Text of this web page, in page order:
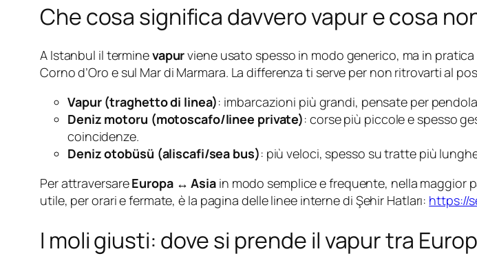
Che cosa significa davvero vapur e cosa
A Istanbul il terminevapurviene usato spesso in modo generico, ma in
Corno d’Oro e sul Mar di Marmara. La differenza ti serve per non ritrovarti al
Vapur (traghetto di linea): imbarcazioni più grandi, pensate per
Deniz motoru (motoscafo/linee private): corse più piccole e spesso
coincidenze.
Deniz otobüsü (aliscafi/sea bus): più veloci, spesso su tratte più
Per attraversareEuropa ↔ Asia in modo semplice e frequente, nella maggior
utile, per orari e fermate, è la pagina delle linee interne di Şehir Hatları: https://
I moli giusti: dove si prende il vapur tra